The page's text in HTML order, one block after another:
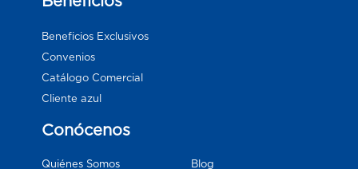
Beneficios Exclusivos
Convenios
Catálogo Comercial
Cliente azul
Conócenos
Quiénes Somos
Blog